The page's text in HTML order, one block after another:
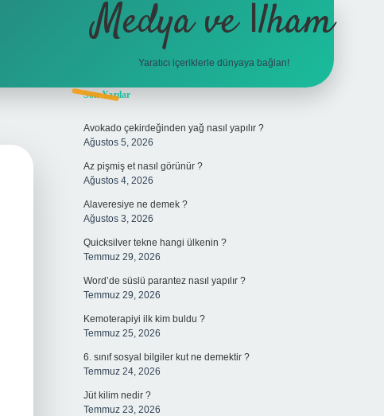
Medya ve İlham
Yaratıcı içeriklerle dünyaya bağlan!
Sidebar
Son Yazılar
Avokado çekirdeğinden yağ nasıl yapılır ?
Ağustos 5, 2026
Az pişmiş et nasıl görünür ?
Ağustos 4, 2026
Alaveresiye ne demek ?
Ağustos 3, 2026
Quicksilver tekne hangi ülkenin ?
Temmuz 29, 2026
Word’de süslü parantez nasıl yapılır ?
Temmuz 29, 2026
Kemoterapiyi ilk kim buldu ?
Temmuz 25, 2026
6. sınıf sosyal bilgiler kut ne demektir ?
Temmuz 24, 2026
Jüt kilim nedir ?
Temmuz 23, 2026